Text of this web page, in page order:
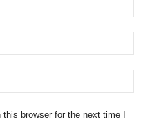
browser for the next time I